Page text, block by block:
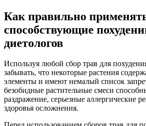
Как правильно
способствующие
диетологов
Используя любой сбор трав для
забывать, что некоторые растения
элементы и имеют немалый список
безобидные растительные смеси
раздражение, серьезные аллергические
здоровья осложнения.